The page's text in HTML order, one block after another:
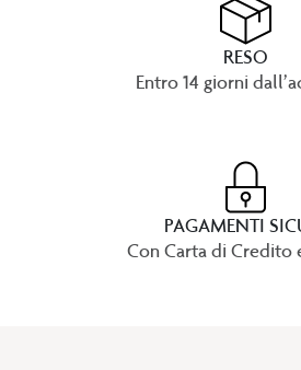
RESO
Entro 14 giorni
PAGAMENTI
Con Carta di Credito